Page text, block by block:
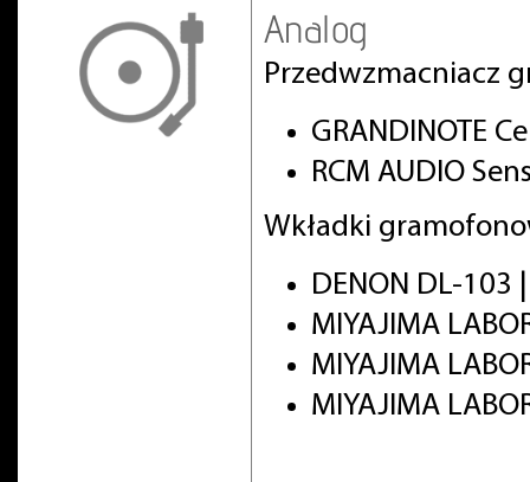
Analog
Przedwzmacniacz
GRANDINOTE
RCM AUDIO
Wkładki
DENON DL-103
MIYAJIMA
MIYAJIMA
MIYAJIMA